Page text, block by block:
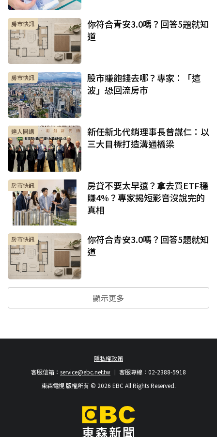
房市快訊
你符合青安3.0嗎？回答5題就知
道
房市快訊
股市賺飽錢去哪？專家：「這
波」恐回流房市
達人開講
新任新北代銷理事長曾謀仁：以
三大目標打造溝通橋梁
房市快訊
房貸不要太早還？拿去買ETF穩
賺4%？專家揭短影音沒說完的
真相
房市快訊
你符合青安3.0嗎？回答5題就知
道
顯示更多
隱私權政策
客服專線：02-2388-5918
客服信箱： service@ebc.net.tw
東森電視 版權所有 © 2026 EBC All Rights Reserved.